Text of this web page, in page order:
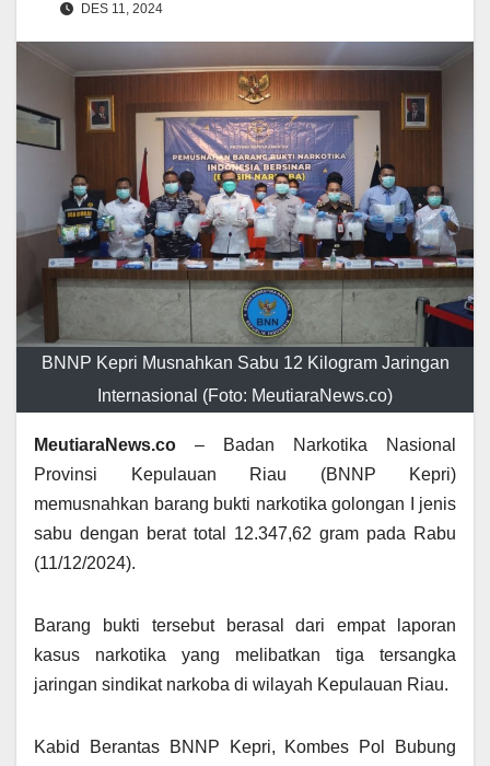
DES 11, 2024
BNNP Kepri Musnahkan Sabu 12 Kilogram Jaringan
Internasional (Foto: MeutiaraNews.co)
MeutiaraNews.co – Badan Narkotika Nasional
Provinsi Kepulauan Riau (BNNP Kepri)
memusnahkan barang bukti narkotika golongan I jenis
sabu dengan berat total 12.347,62 gram pada Rabu
(11/12/2024).
Barang bukti tersebut berasal dari empat laporan
kasus narkotika yang melibatkan tiga tersangka
jaringan sindikat narkoba di wilayah Kepulauan Riau.
Kabid Berantas BNNP Kepri, Kombes Pol Bubung